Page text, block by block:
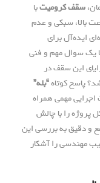
سقف کرومیتبا
بالا، سبکی و عدم
ایده‌آل برای
یک سوال مهم و فنی
این سقف در
پاسخ کوتاه“بله”
اجرایی مهمی همراه
پروژه را با چالش
و دقیق به بررسی این
مهندسی را آشکار